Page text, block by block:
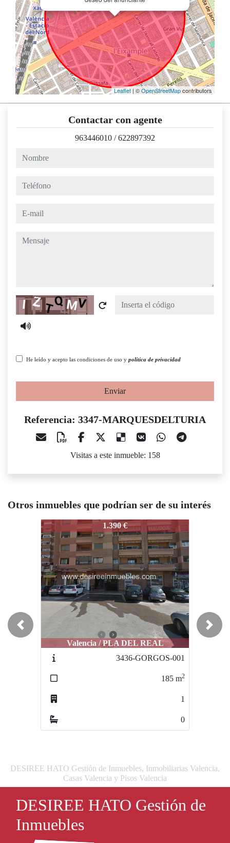
Leaflet| ©OpenStreetMapcontributors
Contactar con agente
963446010 /622897392
nombre
teléfono
e-mail
mensaje
Captcha
He leído y acepto las condiciones de uso y política de privacidad
Enviar
Referencia: 3347-MARQUESDELTURIA
Visitas a este inmueble: 158
Otros inmuebles que podrían ser de su interés
3347-MARQUESDELTURIA
1.390 €
Valencia / PLA DEL REAL
3436-GORGOS-001
3347-MARQUESDELTURIA
1.100 €
Valencia / CIUTAT VELLA
3707-GRABADORSELMA
Previous Next
DESIREE HATO Gestión de Inmuebles, Inmobiliarias Valencia,
Casas Valencia y Pisos Valencia
DESIREE HATO Gestión de
Inmuebles